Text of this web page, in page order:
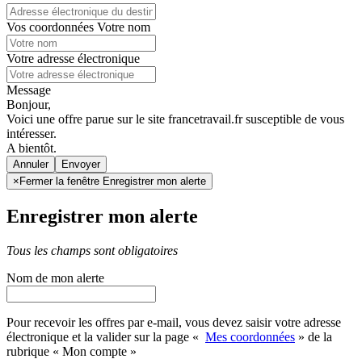
Vos coordonnées Votre nom
Votre adresse électronique
Message
Bonjour,
Voici une offre parue sur le site francetravail.fr susceptible de vous
intéresser.
A bientôt.
Annuler
× Fermer la fenêtre Enregistrer mon alerte
Enregistrer mon alerte
Tous les champs sont obligatoires
Nom de mon alerte
Pour recevoir les offres par e-mail, vous devez saisir votre adresse
électronique et la valider sur la page « Mes coordonnées » de la
rubrique « Mon compte »